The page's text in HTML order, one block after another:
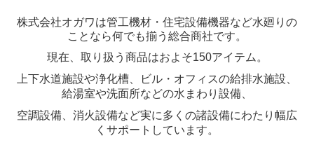
株式会社オガワは管工機材・住宅設備機器など水廻りの
ことなら何でも揃う総合商社です。
現在、取り扱う商品はおよそ150アイテム。
上下水道施設や浄化槽、ビル・オフィスの給排水施設、
給湯室や洗面所などの水まわり設備、
空調設備、消火設備など実に多くの諸設備にわたり幅広
くサポートしています。